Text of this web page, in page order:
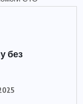
без